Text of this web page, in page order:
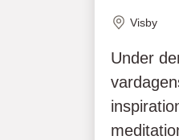
Plats
Visby
Under